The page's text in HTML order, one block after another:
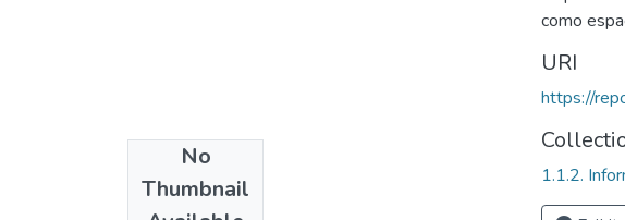
No
Thumbnail
2011-07
como
URI
https://
1.1.2.